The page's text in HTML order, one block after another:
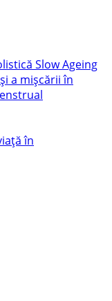
Slow Ageing
a mișcării în
în